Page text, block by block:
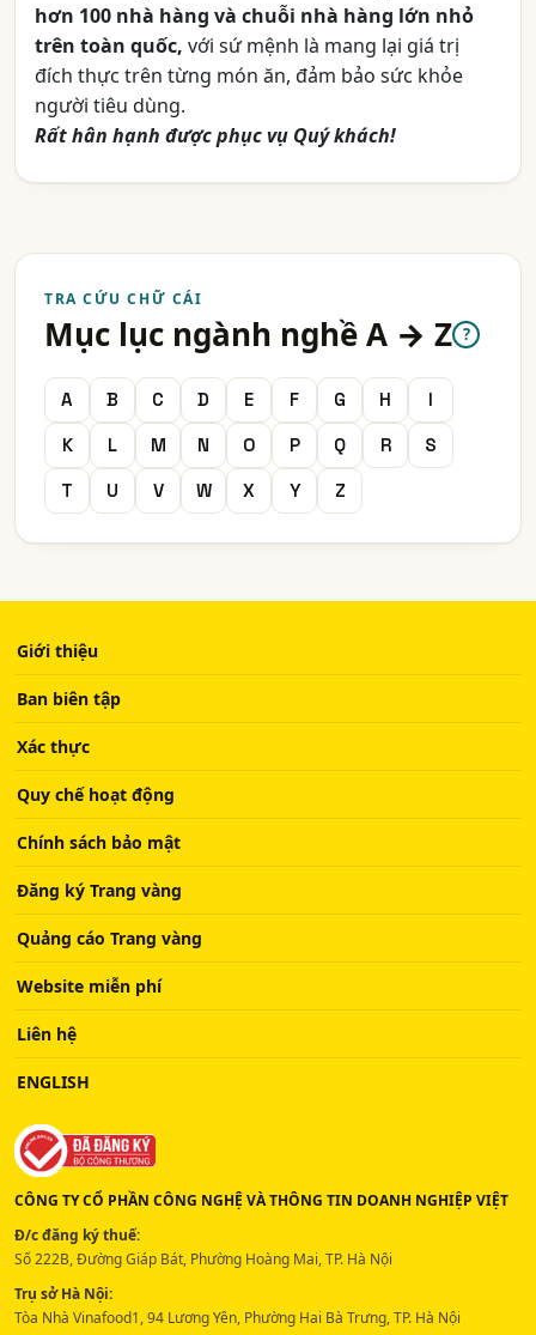
hơn 100 nhà hàng và chuỗi nhà hàng lớn nhỏ
trên toàn quốc, với sứ mệnh là mang lại giá trị
đích thực trên từng món ăn, đảm bảo sức khỏe
người tiêu dùng.
Rất hân hạnh được phục vụ Quý khách!
TRA CỨU CHỮ CÁI
Mục lục ngành nghề A → Z ?
A B C D E F G H
I
K
L M N O P Q R
S
T
U V W X Y Z
Giới thiệu
Ban biên tập
Xác thực
Quy chế hoạt động
Chính sách bảo mật
Đăng ký Trang vàng
Quảng cáo Trang vàng
Website miễn phí
Liên hệ
ENGLISH
CÔNG TY CỔ PHẦN CÔNG NGHỆ VÀ THÔNG TIN DOANH NGHIỆP VIỆT
Đ/c đăng ký thuế:
Số 222B, Đường Giáp Bát, Phường Hoàng Mai, TP. Hà Nội
Trụ sở Hà Nội:
Tòa Nhà Vinafood1, 94 Lương Yên, Phường Hai Bà Trưng, TP. Hà Nội